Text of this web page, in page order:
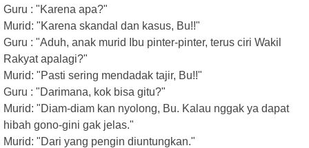
Guru : "Karena apa?"
Murid: "Karena skandal dan kasus, Bu!!"
Guru : "Aduh, anak murid Ibu pinter-pinter, terus ciri Wakil
Rakyat apalagi?"
Murid: "Pasti sering mendadak tajir, Bu!!"
Guru : "Darimana, kok bisa gitu?"
Murid: "Diam-diam kan nyolong, Bu. Kalau nggak ya dapat
hibah gono-gini gak jelas."
Murid: "Dari yang pengin diuntungkan."